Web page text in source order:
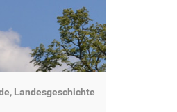
Landesgeschichte